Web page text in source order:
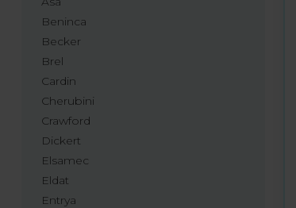
Beninca
Becker
Brel
Cardin
Cherubini
Crawford
Dickert
Elsamec
Eldat
Entrya